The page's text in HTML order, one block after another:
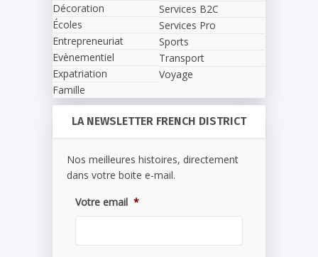
Décoration
Écoles
Entrepreneuriat
Evènementiel
Expatriation
Famille
Services B2C
Services Pro
Sports
Transport
Voyage
LA NEWSLETTER FRENCH DISTRICT
Nos meilleures histoires, directement
dans votre boite e-mail.
Votre email *